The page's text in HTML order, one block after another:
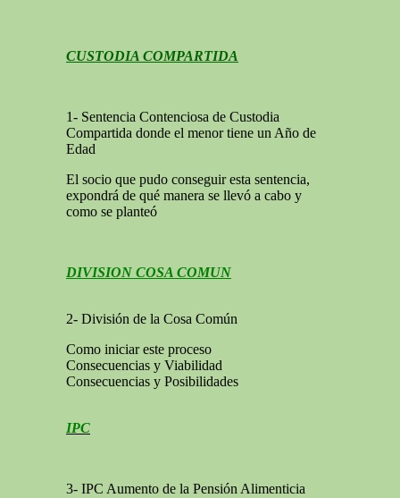
CUSTODIA COMPARTIDA
1- Sentencia Contenciosa de Custodia
Compartida donde el menor tiene un Año de
Edad
El socio que pudo conseguir esta sentencia,
expondrá de qué manera se llevó a cabo y
como se planteó
DIVISION COSA COMUN
2- División de la Cosa Común
Como iniciar este proceso
Consecuencias y Viabilidad
Consecuencias y Posibilidades
IPC
3- IPC Aumento de la Pensión Alimenticia